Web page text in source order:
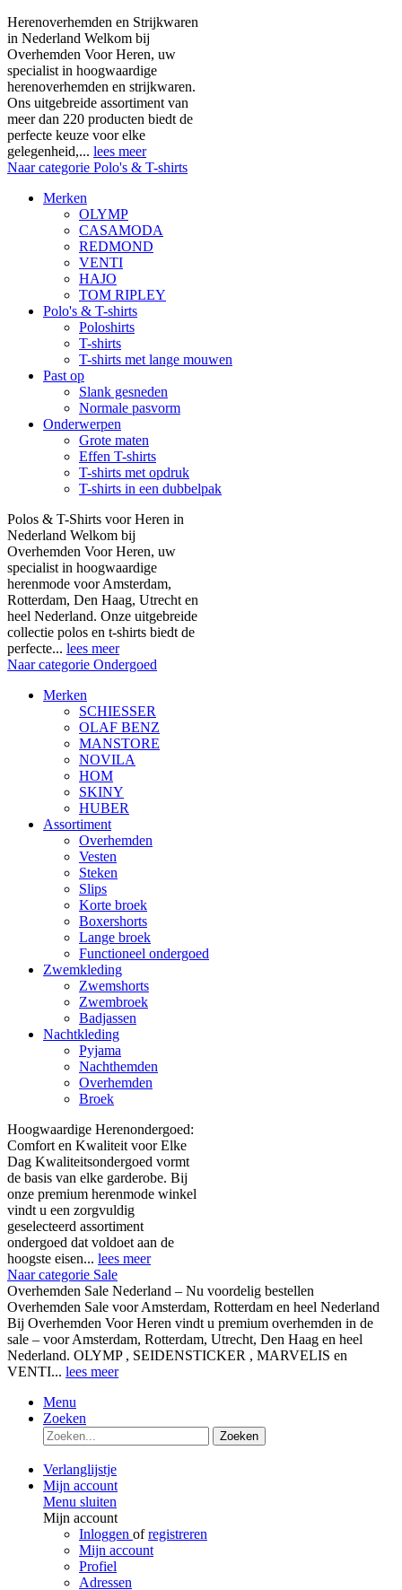
Herenoverhemden en Strijkwaren
in Nederland Welkom bij
Overhemden Voor Heren, uw
specialist in hoogwaardige
herenoverhemden en strijkwaren.
Ons uitgebreide assortiment van
meer dan 220 producten biedt de
perfecte keuze voor elke
gelegenheid,... lees meer
Naar categorie Polo's & T-shirts
Merken
OLYMP
CASAMODA
REDMOND
VENTI
HAJO
TOM RIPLEY
Polo's & T-shirts
Poloshirts
T-shirts
T-shirts met lange mouwen
Past op
Slank gesneden
Normale pasvorm
Onderwerpen
Grote maten
Effen T-shirts
T-shirts met opdruk
T-shirts in een dubbelpak
Polos & T-Shirts voor Heren in
Nederland Welkom bij
Overhemden Voor Heren, uw
specialist in hoogwaardige
herenmode voor Amsterdam,
Rotterdam, Den Haag, Utrecht en
heel Nederland. Onze uitgebreide
collectie polos en t-shirts biedt de
perfecte... lees meer
Naar categorie Ondergoed
Merken
SCHIESSER
OLAF BENZ
MANSTORE
NOVILA
HOM
SKINY
HUBER
Assortiment
Overhemden
Vesten
Steken
Slips
Korte broek
Boxershorts
Lange broek
Functioneel ondergoed
Zwemkleding
Zwemshorts
Zwembroek
Badjassen
Nachtkleding
Pyjama
Nachthemden
Overhemden
Broek
Hoogwaardige Herenondergoed:
Comfort en Kwaliteit voor Elke
Dag Kwaliteitsondergoed vormt
de basis van elke garderobe. Bij
onze premium herenmode winkel
vindt u een zorgvuldig
geselecteerd assortiment
ondergoed dat voldoet aan de
hoogste eisen... lees meer
Naar categorie Sale
Overhemden Sale Nederland – Nu voordelig bestellen
Overhemden Sale voor Amsterdam, Rotterdam en heel Nederland
Bij Overhemden Voor Heren vindt u premium overhemden in de
sale – voor Amsterdam, Rotterdam, Utrecht, Den Haag en heel
Nederland. OLYMP , SEIDENSTICKER , MARVELIS en
VENTI... lees meer
Menu
Zoeken
Zoeken
Verlanglijstje
Mijn account
Menu sluiten
Mijn account
Inloggen ofregistreren
Mijn account
Profiel
Adressen